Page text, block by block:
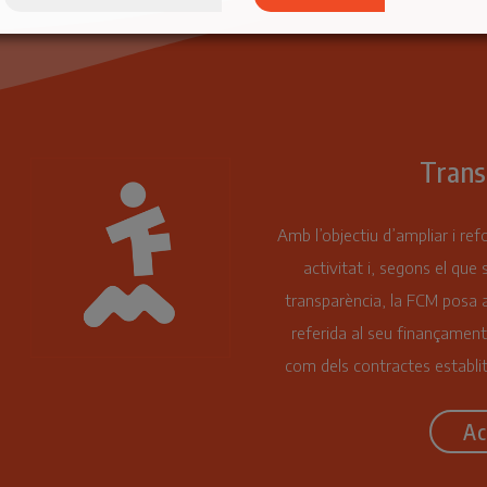
Amb l’objectiu d’ampliar i
activitat i, segons el que
transparència, la FCM posa
referida al seu
com dels contractes